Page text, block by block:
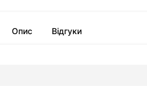
Опис Відгуки